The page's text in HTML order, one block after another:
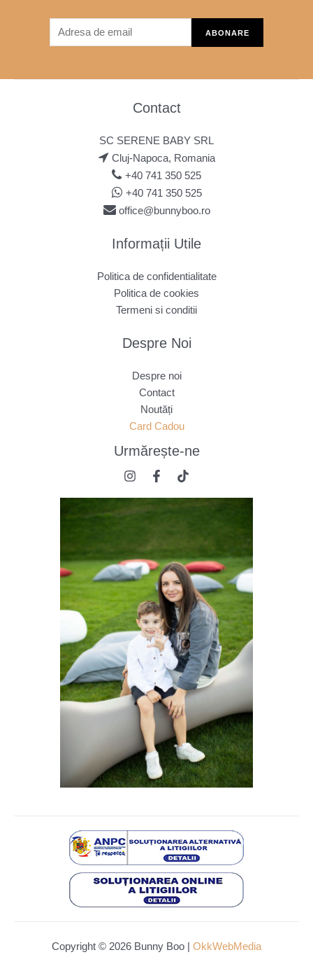
Contact
SC SERENE BABY SRL
Cluj-Napoca, Romania
+40 741 350 525
+40 741 350 525
office@bunnyboo.ro
Informații Utile
Politica de confidentialitate
Politica de cookies
Termeni si conditii
Despre Noi
Despre noi
Contact
Noutăți
Card Cadou
Urmărește-ne
Copyright © 2026 Bunny Boo | OkkWebMedia